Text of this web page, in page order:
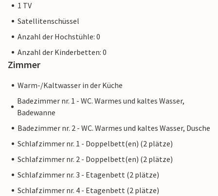
1 TV
Satellitenschüssel
Anzahl der Hochstühle: 0
Anzahl der Kinderbetten: 0
Zimmer
Warm-/Kaltwasser in der Küche
Badezimmer nr. 1 - WC. Warmes und kaltes Wasser,
Badewanne
Badezimmer nr. 2 - WC. Warmes und kaltes Wasser, Dusche
Schlafzimmer nr. 1 - Doppelbett(en) (2 plätze)
Schlafzimmer nr. 2 - Doppelbett(en) (2 plätze)
Schlafzimmer nr. 3 - Etagenbett (2 plätze)
Schlafzimmer nr. 4 - Etagenbett (2 plätze)